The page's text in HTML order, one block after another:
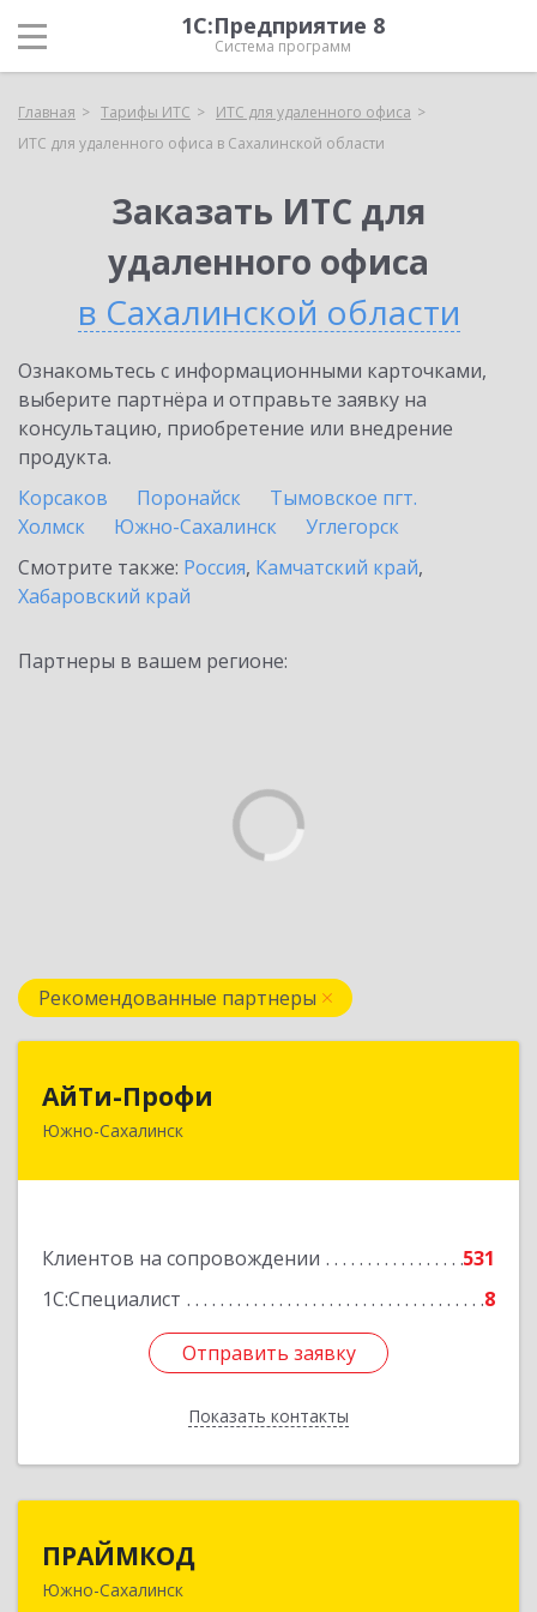
1С:Предприятие 8
Система программ
Главная Тарифы ИТС
ИТС для удаленного офиса
ИТС для удаленного офиса в Сахалинской области
Заказать ИТС для
удаленного офиса
в Сахалинской области
Ознакомьтесь с информационными карточками,
выберите партнёра и отправьте заявку на
консультацию, приобретение или внедрение
продукта.
Корсаков
Поронайск
Тымовское пгт.
Холмск
Южно-Сахалинск
Углегорск
Смотрите также: Россия, Камчатский край,
Хабаровский край
Партнеры в вашем регионе:
Рекомендованные партнеры
АйТи-Профи
Южно-Сахалинск
Клиентов на сопровождении
531
1С:Специалист
8
Отправить заявку
Показать контакты
693023, Сахалинская обл, город Южно-
Подробнее
Отправить заявку
Назад
ПРАЙМКОД
Южно-Сахалинск
693020, Сахалинская обл, г.о. Город Южно-